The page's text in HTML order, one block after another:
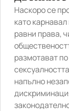
Наскоро се
като
равни права,
размотават
напълно